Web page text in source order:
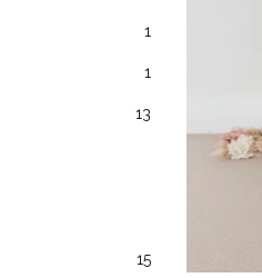
1
1
13
15